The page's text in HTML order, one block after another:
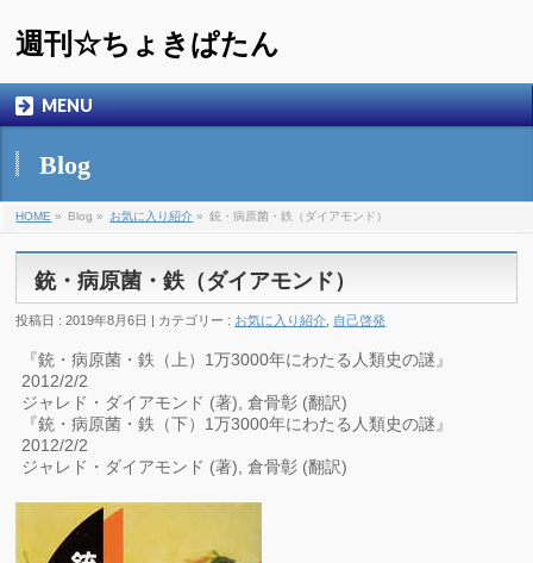
週刊☆ちょきぱたん
MENU
Blog
HOME » Blog » お気に入り紹介 » 銃・病原菌・鉄（ダイアモンド）
銃・病原菌・鉄（ダイアモンド）
投稿日 : 2019年8月6日 | カテゴリー : お気に入り紹介 自己啓発
『銃・病原菌・鉄（上）1万3000年にわたる人類史の謎』
2012/2/2
ジャレド・ダイアモンド (著), 倉骨彰 (翻訳)
『銃・病原菌・鉄（下）1万3000年にわたる人類史の謎』
2012/2/2
ジャレド・ダイアモンド (著), 倉骨彰 (翻訳)